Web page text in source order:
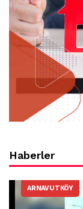
Haberler
ARNAVUTKÖY